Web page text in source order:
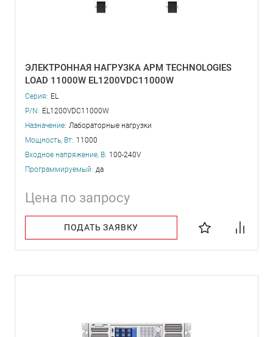
ЭЛЕКТРОННАЯ НАГРУЗКА APM TECHNOLOGIES
LOAD 11000W EL1200VDC11000W
Серия: EL
P/N: EL1200VDC11000W
Назначение: Лабораторные нагрузки
Мощность, Вт: 11000
Входное напряжение, В: 100-240V
Программируемый: да
Цена по запросу
ПОДАТЬ ЗАЯВКУ